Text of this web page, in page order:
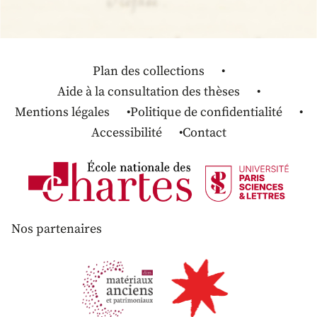
Plan des collections
Aide à la consultation des thèses
Mentions légales
Politique de confidentialité
Accessibilité
Contact
Nos partenaires